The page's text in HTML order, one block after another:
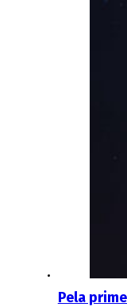
Pela